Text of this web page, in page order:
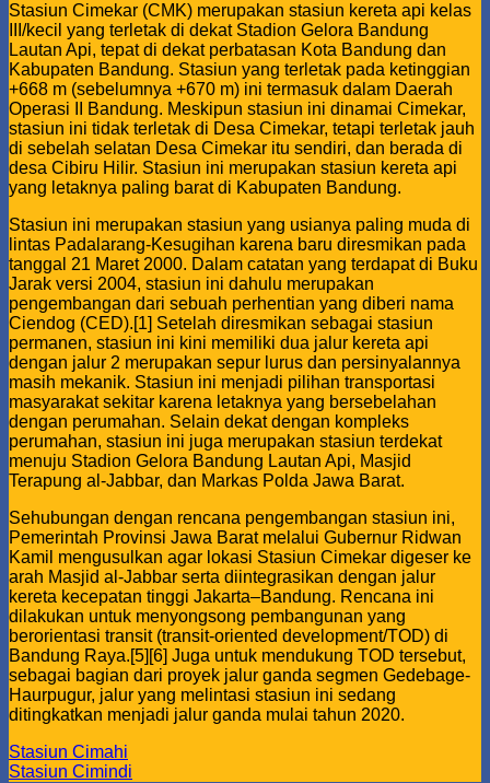
Stasiun Cimekar (CMK) merupakan stasiun kereta api kelas
III/kecil yang terletak di dekat Stadion Gelora Bandung
Lautan Api, tepat di dekat perbatasan Kota Bandung dan
Kabupaten Bandung. Stasiun yang terletak pada ketinggian
+668 m (sebelumnya +670 m) ini termasuk dalam Daerah
Operasi II Bandung. Meskipun stasiun ini dinamai Cimekar,
stasiun ini tidak terletak di Desa Cimekar, tetapi terletak jauh
di sebelah selatan Desa Cimekar itu sendiri, dan berada di
desa Cibiru Hilir. Stasiun ini merupakan stasiun kereta api
yang letaknya paling barat di Kabupaten Bandung.
Stasiun ini merupakan stasiun yang usianya paling muda di
lintas Padalarang-Kesugihan karena baru diresmikan pada
tanggal 21 Maret 2000. Dalam catatan yang terdapat di Buku
Jarak versi 2004, stasiun ini dahulu merupakan
pengembangan dari sebuah perhentian yang diberi nama
Ciendog (CED).[1] Setelah diresmikan sebagai stasiun
permanen, stasiun ini kini memiliki dua jalur kereta api
dengan jalur 2 merupakan sepur lurus dan persinyalannya
masih mekanik. Stasiun ini menjadi pilihan transportasi
masyarakat sekitar karena letaknya yang bersebelahan
dengan perumahan. Selain dekat dengan kompleks
perumahan, stasiun ini juga merupakan stasiun terdekat
menuju Stadion Gelora Bandung Lautan Api, Masjid
Terapung al-Jabbar, dan Markas Polda Jawa Barat.
Sehubungan dengan rencana pengembangan stasiun ini,
Pemerintah Provinsi Jawa Barat melalui Gubernur Ridwan
Kamil mengusulkan agar lokasi Stasiun Cimekar digeser ke
arah Masjid al-Jabbar serta diintegrasikan dengan jalur
kereta kecepatan tinggi Jakarta–Bandung. Rencana ini
dilakukan untuk menyongsong pembangunan yang
berorientasi transit (transit-oriented development/TOD) di
Bandung Raya.[5][6] Juga untuk mendukung TOD tersebut,
sebagai bagian dari proyek jalur ganda segmen Gedebage-
Haurpugur, jalur yang melintasi stasiun ini sedang
ditingkatkan menjadi jalur ganda mulai tahun 2020.
Stasiun Cimahi
Stasiun Cimindi